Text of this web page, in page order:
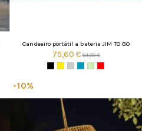
Candeeiro portátil a bateria JIM TO GO
75,60 € 84,00 €
-10%